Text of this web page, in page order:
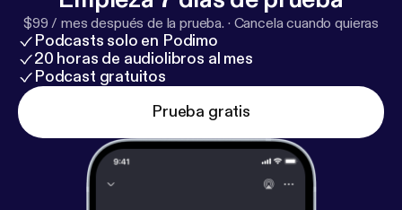
$99 / mes después de la prueba. · Cancela cuando quieras
Podcasts solo en Podimo
20 horas de audiolibros al mes
Podcast gratuitos
Prueba gratis